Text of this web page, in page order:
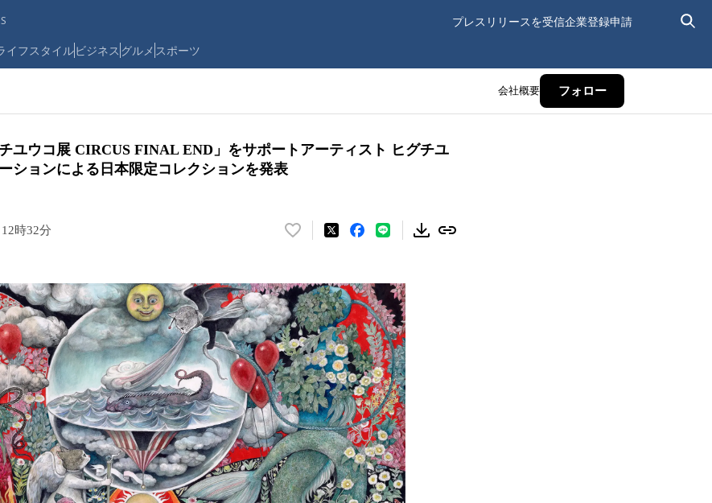
プレスリリースを受信企業登録申請
イフスタイルビジネス グルメ スポーツ
会社概要 フォロー
チユウコ展 CIRCUS FINAL END」をサポートアーティスト ヒグチユ
ションによる日本限定コレクションを発表
時32分
い
！
数
を
読
み
込
み
中
で
す